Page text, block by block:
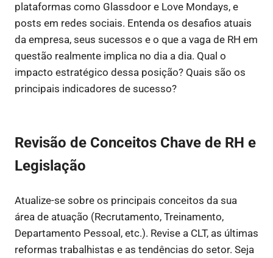
plataformas como Glassdoor e Love Mondays, e
posts em redes sociais. Entenda os desafios atuais
da empresa, seus sucessos e o que a vaga de RH em
questão realmente implica no dia a dia. Qual o
impacto estratégico dessa posição? Quais são os
principais indicadores de sucesso?
Revisão de Conceitos Chave de RH e
Legislação
Atualize-se sobre os principais conceitos da sua
área de atuação (Recrutamento, Treinamento,
Departamento Pessoal, etc.). Revise a CLT, as últimas
reformas trabalhistas e as tendências do setor. Seja